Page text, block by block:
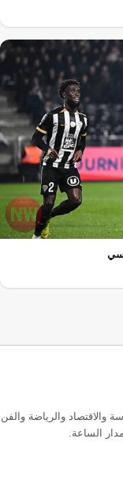
والاقتصاد والرياضة والفن
الساعة.